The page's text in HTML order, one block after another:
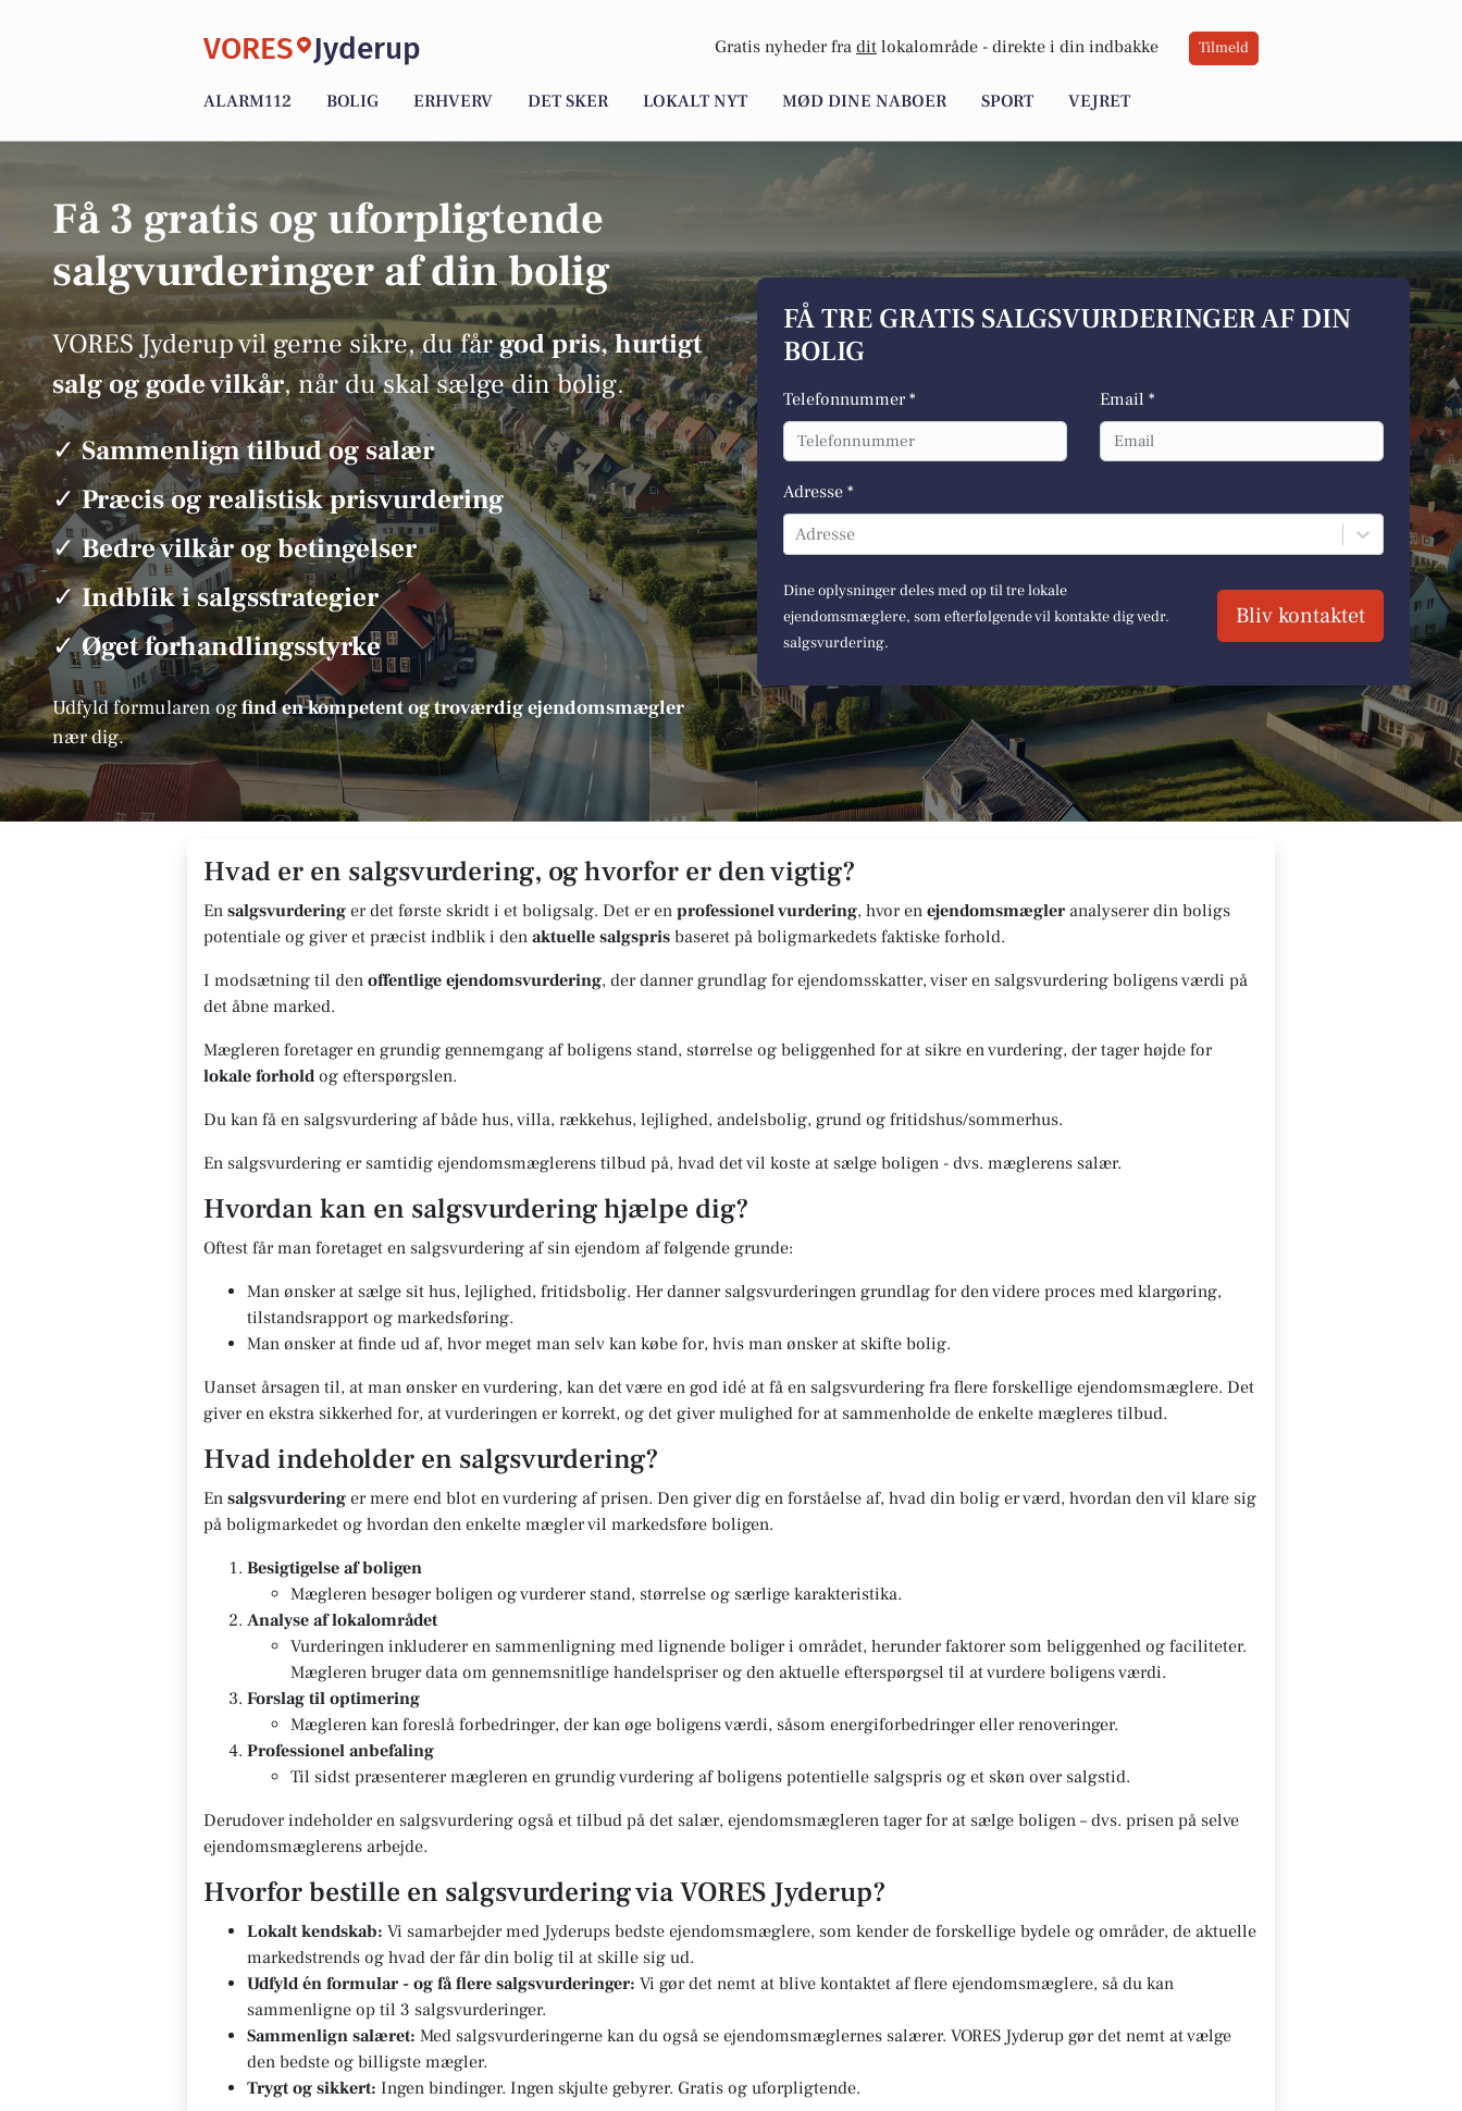
VORES Jyderup Gratis nyheder fra dit lokalområde - direkte i din indbakke Tilmeld
ALARM112 BOLIG ERHVERV DET SKER LOKALT NYT MØD DINE NABOER SPORT VEJRET
Få 3 gratis og uforpligtende
salgvurderinger af din bolig
VORES Jyderup vil gerne sikre, du fårgod pris, hurtigt
salg og gode vilkår, når du skal sælge din bolig.
✓Sammenlign tilbud og salær
✓Præcis og realistisk prisvurdering
✓ Bedre vilkår og betingelser
✓Indblik i salgsstrategier
✓Øget forhandlingsstyrke
Udfyld formularen ogfind en kompetent og troværdig ejendomsmægler
nær dig.
FÅ TRE GRATIS SALGSVURDERINGER AF DIN
BOLIG
Telefonnummer * Email *
Adresse *
Adresse
Dine oplysninger deles med op til tre lokale
ejendomsmæglere, som efterfølgende vil kontakte dig vedr.
salgsvurdering.
Bliv kontaktet
Hvad er en salgsvurdering, og hvorfor er den vigtig?
En salgsvurdering er det første skridt i et boligsalg. Det er en professionel vurdering, hvor en ejendomsmægler analyserer din boligs
potentiale og giver et præcist indblik i den aktuelle salgspris baseret på boligmarkedets faktiske forhold.
I modsætning til den offentlige ejendomsvurdering, der danner grundlag for ejendomsskatter, viser en salgsvurdering boligens værdi på
det åbne marked.
Mægleren foretager en grundig gennemgang af boligens stand, størrelse og beliggenhed for at sikre en vurdering, der tager højde for
lokale forhold og efterspørgslen.
Du kan få en salgsvurdering af både hus, villa, rækkehus, lejlighed, andelsbolig, grund og fritidshus/sommerhus.
En salgsvurdering er samtidig ejendomsmæglerens tilbud på, hvad det vil koste at sælge boligen - dvs. mæglerens salær.
Hvordan kan en salgsvurdering hjælpe dig?
Oftest får man foretaget en salgsvurdering af sin ejendom af følgende grunde:
Man ønsker at sælge sit hus, lejlighed, fritidsbolig. Her danner salgsvurderingen grundlag for den videre proces med klargøring,
tilstandsrapport og markedsføring.
Man ønsker at finde ud af, hvor meget man selv kan købe for, hvis man ønsker at skifte bolig.
Uanset årsagen til, at man ønsker en vurdering, kan det være en god idé at få en salgsvurdering fra flere forskellige ejendomsmæglere. Det
giver en ekstra sikkerhed for, at vurderingen er korrekt, og det giver mulighed for at sammenholde de enkelte mægleres tilbud.
Hvad indeholder en salgsvurdering?
En salgsvurdering er mere end blot en vurdering af prisen. Den giver dig en forståelse af, hvad din bolig er værd, hvordan den vil klare sig
på boligmarkedet og hvordan den enkelte mægler vil markedsføre boligen.
Besigtigelse af boligen
Mægleren besøger boligen og vurderer stand, størrelse og særlige karakteristika.
Analyse af lokalområdet
Vurderingen inkluderer en sammenligning med lignende boliger i området, herunder faktorer som beliggenhed og faciliteter.
Mægleren bruger data om gennemsnitlige handelspriser og den aktuelle efterspørgsel til at vurdere boligens værdi.
Forslag til optimering
Mægleren kan foreslå forbedringer, der kan øge boligens værdi, såsom energiforbedringer eller renoveringer.
Professionel anbefaling
Til sidst præsenterer mægleren en grundig vurdering af boligens potentielle salgspris og et skøn over salgstid.
Derudover indeholder en salgsvurdering også et tilbud på det salær, ejendomsmægleren tager for at sælge boligen – dvs. prisen på selve
ejendomsmæglerens arbejde.
Hvorfor bestille en salgsvurdering via VORES Jyderup?
Lokalt kendskab: Vi samarbejder med Jyderups bedste ejendomsmæglere, som kender de forskellige bydele og områder, de aktuelle
markedstrends og hvad der får din bolig til at skille sig ud.
Udfyld én formular - og få flere salgsvurderinger: Vi gør det nemt at blive kontaktet af flere ejendomsmæglere, så du kan
sammenligne op til 3 salgsvurderinger.
Sammenlign salæret: Med salgsvurderingerne kan du også se ejendomsmæglernes salærer. VORES Jyderup gør det nemt at vælge
den bedste og billigste mægler.
Trygt og sikkert: Ingen bindinger. Ingen skjulte gebyrer. Gratis og uforpligtende.